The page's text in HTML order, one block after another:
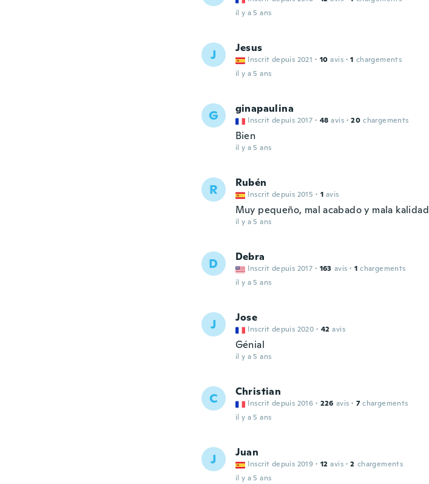
il y a 5 ans
J Jesus
Inscrit depuis 2021 · 10 avis · 1 chargements
il y a 5 ans
G ginapaulina
Inscrit depuis 2017 · 48 avis · 20 chargements
Bien
il y a 5 ans
R Rubén
Inscrit depuis 2015 · 1 avis
Muy pequeño, mal acabado y mala kalidad
il y a 5 ans
D Debra
Inscrit depuis 2017 · 163 avis · 1 chargements
il y a 5 ans
J Jose
Inscrit depuis 2020 · 42 avis
Génial
il y a 5 ans
C Christian
Inscrit depuis 2016 · 226 avis · 7 chargements
il y a 5 ans
J Juan
Inscrit depuis 2019 · 12 avis · 2 chargements
il y a 5 ans